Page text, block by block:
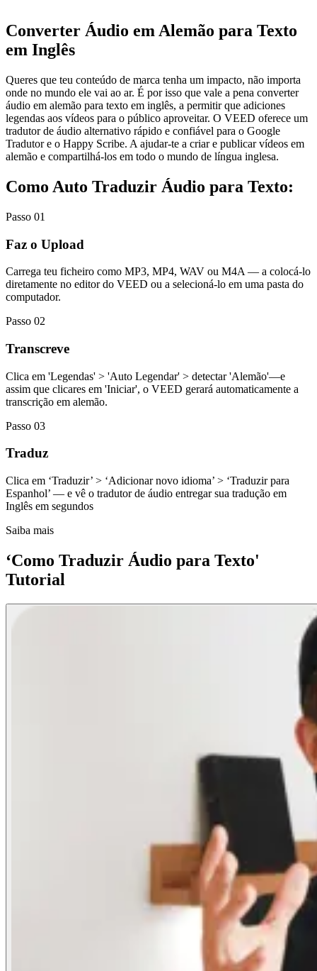
Converter Áudio em Alemão para Texto
em Inglês
Queres que teu conteúdo de marca tenha um impacto, não importa
onde no mundo ele vai ao ar. É por isso que vale a pena converter
áudio em alemão para texto em inglês, a permitir que adiciones
legendas aos vídeos para o público aproveitar. O VEED oferece um
tradutor de áudio alternativo rápido e confiável para o Google
Tradutor e o Happy Scribe. A ajudar-te a criar e publicar vídeos em
alemão e compartilhá-los em todo o mundo de língua inglesa.
Como Auto Traduzir Áudio para Texto:
Passo 01
Faz o Upload
Carrega teu ficheiro como MP3, MP4, WAV ou M4A — a colocá-lo
diretamente no editor do VEED ou a selecioná-lo em uma pasta do
computador.
Passo 02
Transcreve
Clica em 'Legendas' > 'Auto Legendar' > detectar 'Alemão'—e
assim que clicares em 'Iniciar', o VEED gerará automaticamente a
transcrição em alemão.
Passo 03
Traduz
Clica em ‘Traduzir’ > ‘Adicionar novo idioma’ > ‘Traduzir para
Espanhol’ — e vê o tradutor de áudio entregar sua tradução em
Inglês em segundos
Saiba mais
‘Como Traduzir Áudio para Texto'
Tutorial